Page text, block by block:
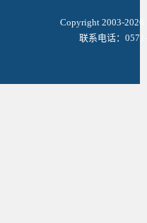
Copyright 2003-
联系电话：